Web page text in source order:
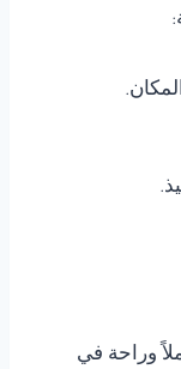
وراحة في